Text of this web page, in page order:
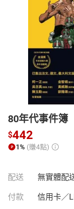
電
80年代事件簿
$442
1% (賺4點)
配送 無實體配
付款 信用卡／